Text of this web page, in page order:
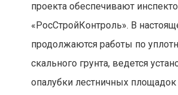
проекта обеспечивают
«РосСтройКонтроль». В
продолжаются работы по
скального грунта, ведется
опалубки лестничных площадок